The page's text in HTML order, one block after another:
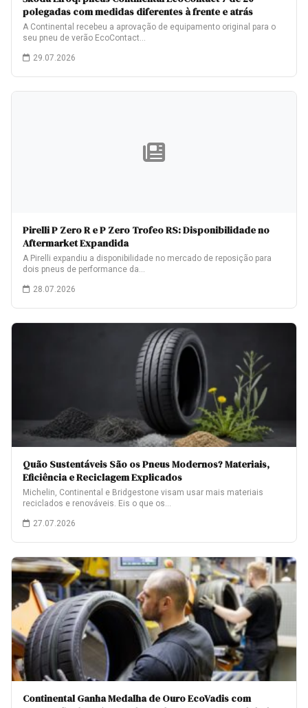
polegadas com medidas diferentes à frente e atrás
A Continental recebeu a aprovação de equipamento original para o
seu pneu de verão EcoContact…
29.07.2026
Pirelli P Zero R e P Zero Trofeo RS: Disponibilidade no
Aftermarket Expandida
A Pirelli expandiu a disponibilidade no mercado de reposição para
dois pneus de performance da…
28.07.2026
Quão Sustentáveis São os Pneus Modernos? Materiais,
Eficiência e Reciclagem Explicados
Michelin, Continental e Bridgestone visam usar mais materiais
reciclados e renováveis. Eis o que os…
27.07.2026
Continental Ganha Medalha de Ouro EcoVadis com